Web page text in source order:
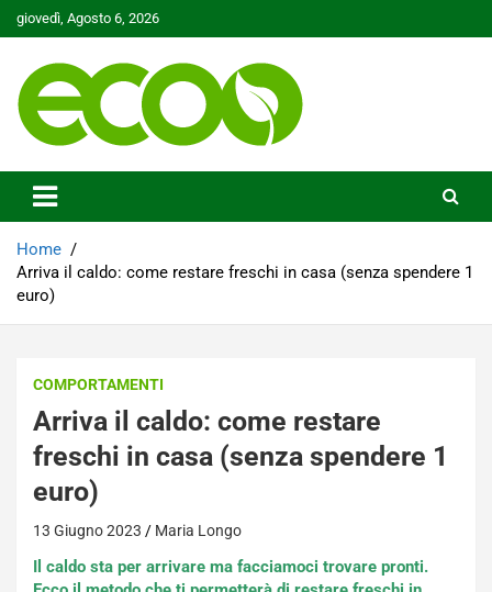
Skip
to
giovedì, Agosto 6, 2026
Ecoo.it
Home
Arriva il caldo: come restare freschi in casa (senza spendere 1
euro)
COMPORTAMENTI
Arriva il caldo: come restare
freschi in casa (senza spendere 1
euro)
13 Giugno 2023 Maria Longo
Il caldo sta per arrivare ma facciamoci trovare pronti.